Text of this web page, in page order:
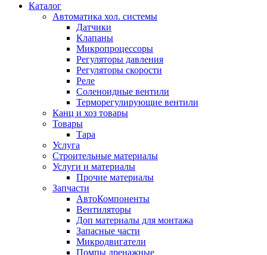
Каталог
Автоматика хол. системы
Датчики
Клапаны
Микропроцессоры
Регуляторы давления
Регуляторы скорости
Реле
Соленоидные вентили
Терморегулирующие вентили
Канц и хоз товары
Товары
Тара
Услуга
Строительные материалы
Услуги и материалы
Прочие материалы
Запчасти
АвтоКомпоненты
Вентиляторы
Доп материалы для монтажа
Запасные части
Микродвигатели
Помпы дренажные